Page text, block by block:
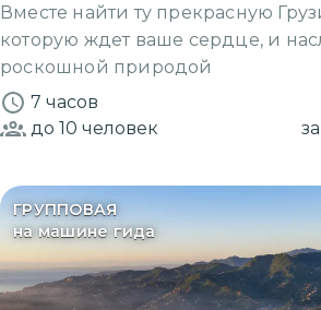
Аджарии
Вместе найти ту прекрасную
которую ждет ваше сердце, и
роскошной природой
7 часов
до 10 человек
ГРУППОВАЯ
на машине гида